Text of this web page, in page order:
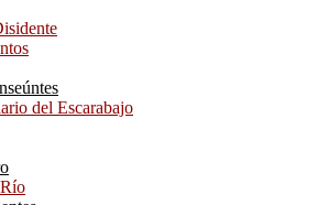
del Escarabajo